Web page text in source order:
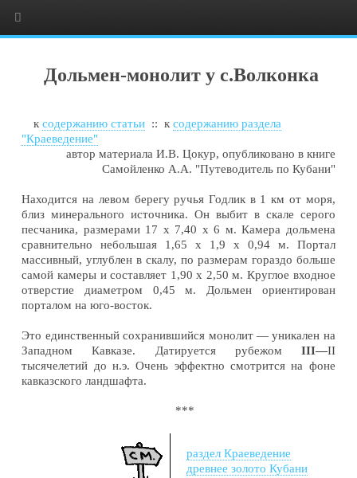
Дольмен-монолит у с.Волконка
ксодержанию статьи :: ксодержанию раздела
"Краеведение"
автор материала И.В. Цокур, опубликовано в книге
Самойленко А.А. "Путеводитель по Кубани"
Находится на левом берегу ручья Годлик в 1 км от моря,
близ минерального источника. Он выбит в скале серого
песчаника, размерами 17 х 7,40 х 6 м. Камера дольмена
сравнительно небольшая 1,65 х 1,9 х 0,94 м. Портал
массивный, углублен в скалу, по размерам гораздо больше
самой камеры и составляет 1,90 х 2,50 м. Круглое входное
отверстие диаметром 0,45 м. Дольмен ориентирован
порталом на юго-восток.
Это единственный сохранившийся монолит — уникален на
Западном Кавказе. Датируется рубежом III—II
тысячелетий до н.э. Очень эффектно смотрится на фоне
кавказского ландшафта.
***
раздел Краеведение
древнее золото Кубани